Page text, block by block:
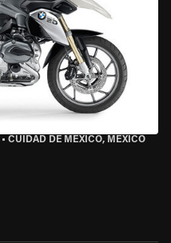
• CUIDAD DE MEXICO, MEXICO